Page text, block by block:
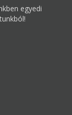
egyedi